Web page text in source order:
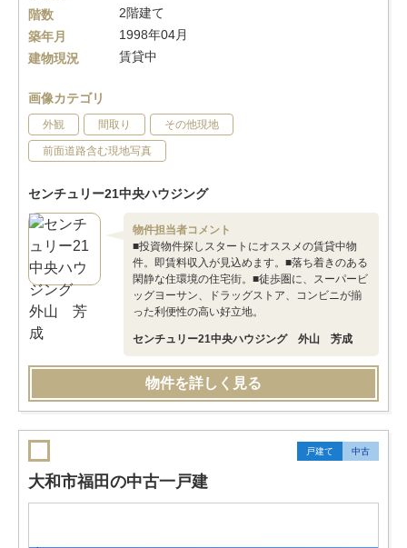
階数
2階建て
築年月
1998年04月
建物現況
賃貸中
画像カテゴリ
外観 間取り その他現地
前面道路含む現地写真
センチュリー21中央ハウジング
物件担当者コメント
■投資物件探しスタートにオススメの賃貸中物
件。即賃料収入が見込めます。■落ち着きのある
閑静な住環境の住宅街。■徒歩圏に、スーパービ
ッグヨーサン、ドラッグストア、コンビニが揃
った利便性の高い好立地。
センチュリー21中央ハウジング 外山 芳成
物件を詳しく見る
戸建て 中古
大和市福田の中古一戸建